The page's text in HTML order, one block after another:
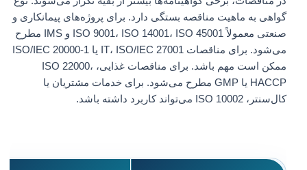
گواهی به ماهیت مناقصه بستگی دارد. برای پروژه‌های پیمانکاری و
صنعتی معمولاً ISO 9001، ISO 14001، ISO 45001 و IMS مطرح
می‌شود. برای مناقصات IT، ISO/IEC 27001 یا ISO/IEC 20000-1
ممکن است مهم باشد. برای مناقصات غذایی، ISO 22000،
HACCP یا GMP مطرح می‌شود. برای خدمات مشتریان یا
کال‌سنتر، ISO 10002 می‌تواند کاربرد داشته باشد.